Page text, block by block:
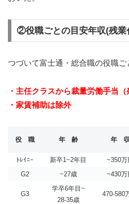
②役職ごとの目安年収(残業
つづいて富士通・総合職の役職ご
・主任クラスから裁量労働手当
・家賃補助は除外
役 職 年 齢 年 収
ﾄﾚｲﾆｰ
新卒1~2年目 ~350万
G2
~27歳 ~430万
G3
学卒6年目~
28-35歳
470-580